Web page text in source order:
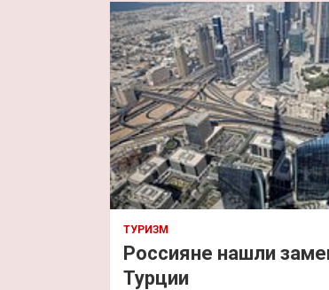
к
ТУРИЗМ
Россияне нашли
Турции